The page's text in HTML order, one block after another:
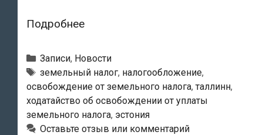
ПодробнееСрок
таллиннцами
ходатайств
об
освобождении
от
Рубрики
Записи, Новости
Метки
земельный налог, налогообложение,
освобождение от земельного налога,таллинн,
ходатайство об освобождении от уплаты
земельного налога, эстония
Оставьте отзыв или комментарий